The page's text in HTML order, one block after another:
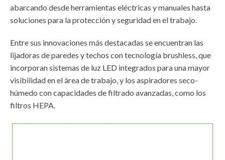
abarcando desde herramientas eléctricas y manuales hasta
soluciones para la protección y seguridad en el trabajo.
Entre sus innovaciones más destacadas se encuentran las
lijadoras de paredes y techos con tecnología brushless, que
incorporan sistemas de luz LED integrados para una mayor
visibilidad en el área de trabajo, y los aspiradores seco-
húmedo con capacidades de filtrado avanzadas, como los
filtros HEPA.